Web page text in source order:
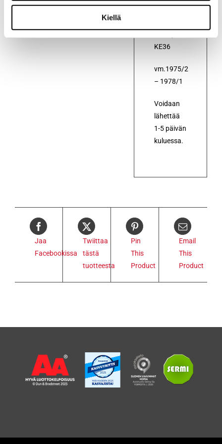
Kiellä
KE36
vm.1975/2
– 1978/1
Voidaan
lähettää
1-5 päivän
kuluessa.
Jaa
Facebookissa
Twiittaa
tästä
tuotteesta
Pin
This
Product
Email
This
Product